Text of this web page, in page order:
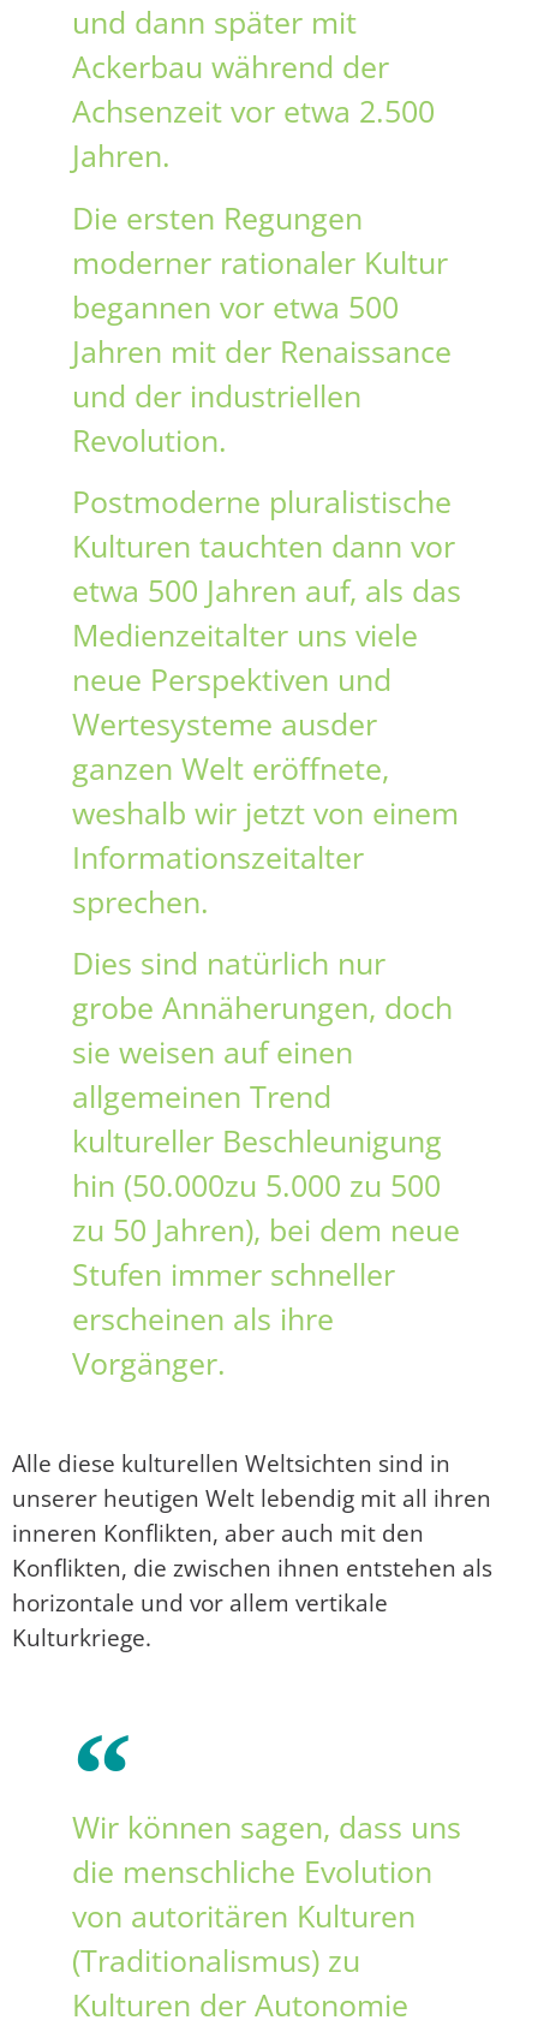
und dann später mit
Ackerbau während der
Achsenzeit vor etwa 2.500
Jahren.
Die ersten Regungen
moderner rationaler Kultur
begannen vor etwa 500
Jahren mit der Renaissance
und der industriellen
Revolution.
Postmoderne pluralistische
Kulturen tauchten dann vor
etwa 500 Jahren auf, als das
Medienzeitalter uns viele
neue Perspektiven und
Wertesysteme ausder
ganzen Welt eröffnete,
weshalb wir jetzt von einem
Informationszeitalter
sprechen.
Dies sind natürlich nur
grobe Annäherungen, doch
sie weisen auf einen
allgemeinen Trend
kultureller Beschleunigung
hin (50.000zu 5.000 zu 500
zu 50 Jahren), bei dem neue
Stufen immer schneller
erscheinen als ihre
Vorgänger.
Alle diese kulturellen Weltsichten sind in
unserer heutigen Welt lebendig mit all ihren
inneren Konflikten, aber auch mit den
Konflikten, die zwischen ihnen entstehen als
horizontale und vor allem vertikale
Kulturkriege.
Wir können sagen, dass uns
die menschliche Evolution
von autoritären Kulturen
(Traditionalismus) zu
Kulturen der Autonomie